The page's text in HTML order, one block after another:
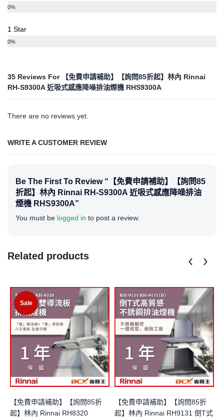
0%
1 Star
0%
35 Reviews For
【免費申請補助】【詢問85折起】林內 Rinnai
RH-S9300A 近吸式感應降噪排油煙機 RHS9300A
There are no reviews yet.
WRITE A CUSTOMER REVIEW
Be The First To Review “【免費申請補助】【詢問85
折起】林內 Rinnai RH-S9300A 近吸式感應降噪排油
煙機 RHS9300A”
You must be logged in to post a review.
Related products
Sale
【免費申請補助】【詢問85折
起】林內 Rinnai RH8320
【免費申請補助】【詢問85折
起】林內 Rinnai RH9131 倒T式